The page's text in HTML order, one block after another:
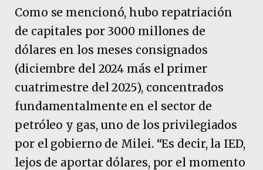
Como se mencionó, hubo repatriación
de capitales por 3000 millones de
dólares en los meses consignados
(diciembre del 2024 más el primer
cuatrimestre del 2025), concentrados
fundamentalmente en el sector de
petróleo y gas, uno de los privilegiados
por el gobierno de Milei. “Es decir, la IED,
lejos de aportar dólares, por el momento